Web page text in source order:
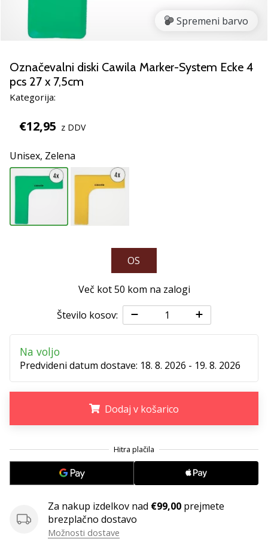
smo
mi?
Pridruži
kot
brend
ambasador/ka.
Prikaži
vse
članke
Spremeni barvo
Označevalni diski Cawila Marker-System Ecke 4
pcs 27 x 7,5cm
Kategorija:
€12,95 z DDV
Unisex, Zelena
OS
Več kot 50 kom na zalogi
Število kosov:
Na voljo
Predvideni datum dostave: 18. 8. 2026 - 19. 8. 2026
Dodaj v košarico
Za nakup izdelkov nad €99,00 prejmete
brezplačno dostavo
Možnosti dostave